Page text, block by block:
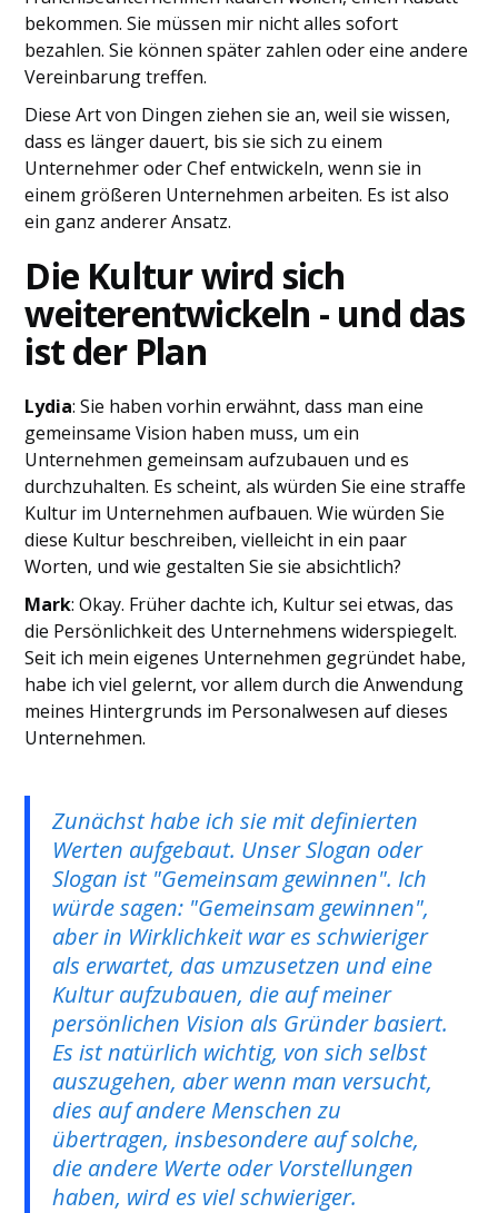
bekommen. Sie müssen mir nicht alles sofort
bezahlen. Sie können später zahlen oder eine andere
Vereinbarung treffen.
Diese Art von Dingen ziehen sie an, weil sie wissen,
dass es länger dauert, bis sie sich zu einem
Unternehmer oder Chef entwickeln, wenn sie in
einem größeren Unternehmen arbeiten. Es ist also
ein ganz anderer Ansatz.
Die Kultur wird sich
weiterentwickeln - und das
ist der Plan
Lydia: Sie haben vorhin erwähnt, dass man eine
gemeinsame Vision haben muss, um ein
Unternehmen gemeinsam aufzubauen und es
durchzuhalten. Es scheint, als würden Sie eine straffe
Kultur im Unternehmen aufbauen. Wie würden Sie
diese Kultur beschreiben, vielleicht in ein paar
Worten, und wie gestalten Sie sie absichtlich?
Mark: Okay. Früher dachte ich, Kultur sei etwas, das
die Persönlichkeit des Unternehmens widerspiegelt.
Seit ich mein eigenes Unternehmen gegründet habe,
habe ich viel gelernt, vor allem durch die Anwendung
meines Hintergrunds im Personalwesen auf dieses
Unternehmen.
Zunächst habe ich sie mit definierten
Werten aufgebaut. Unser Slogan oder
Slogan ist "Gemeinsam gewinnen". Ich
würde sagen: "Gemeinsam gewinnen",
aber in Wirklichkeit war es schwieriger
als erwartet, das umzusetzen und eine
Kultur aufzubauen, die auf meiner
persönlichen Vision als Gründer basiert.
Es ist natürlich wichtig, von sich selbst
auszugehen, aber wenn man versucht,
dies auf andere Menschen zu
übertragen, insbesondere auf solche,
die andere Werte oder Vorstellungen
haben, wird es viel schwieriger.